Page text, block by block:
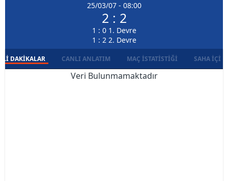
25/03/07 - 08:00
2 : 2
1 : 0 1. Devre
1 : 2 2. Devre
DAKIKALAR CANLI ANLATIM MAÇ İSTATISTIĞI SAHA İÇI
Veri Bulunmamaktadır